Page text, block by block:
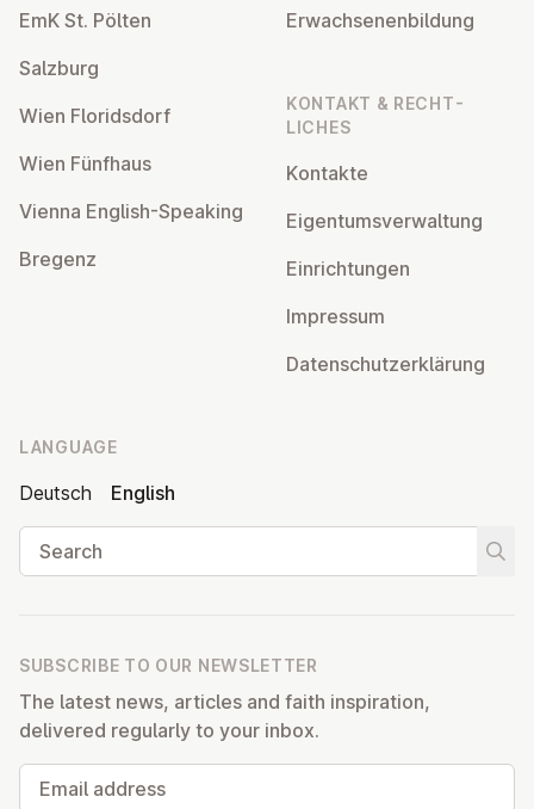
EmK St. Pölten
Salzburg
Wien Flor­idsdorf
Wien Fünfhaus
Vienna English-Speaking
Bregenz
Er­wach­sen­en­bildung
KONTAKT & RECHT­
LICHES
Kontakte
Ei­gentums­ver­wal­tung
Ein­rich­tun­gen
Impressum
Datens­chutzerklärung
LANGUAGE
Deutsch
English
Search
SUBSCRIBE TO OUR NEWSLETTER
The latest news, articles and faith inspiration,
delivered regularly to your inbox.
Email address